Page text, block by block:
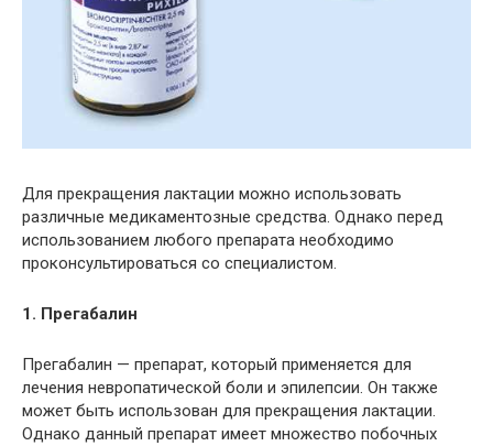
Для прекращения лактации можно использовать
различные медикаментозные средства. Однако перед
использованием любого препарата необходимо
проконсультироваться со специалистом.
1. Прегабалин
Прегабалин — препарат, который применяется для
лечения невропатической боли и эпилепсии. Он также
может быть использован для прекращения лактации.
Однако данный препарат имеет множество побочных